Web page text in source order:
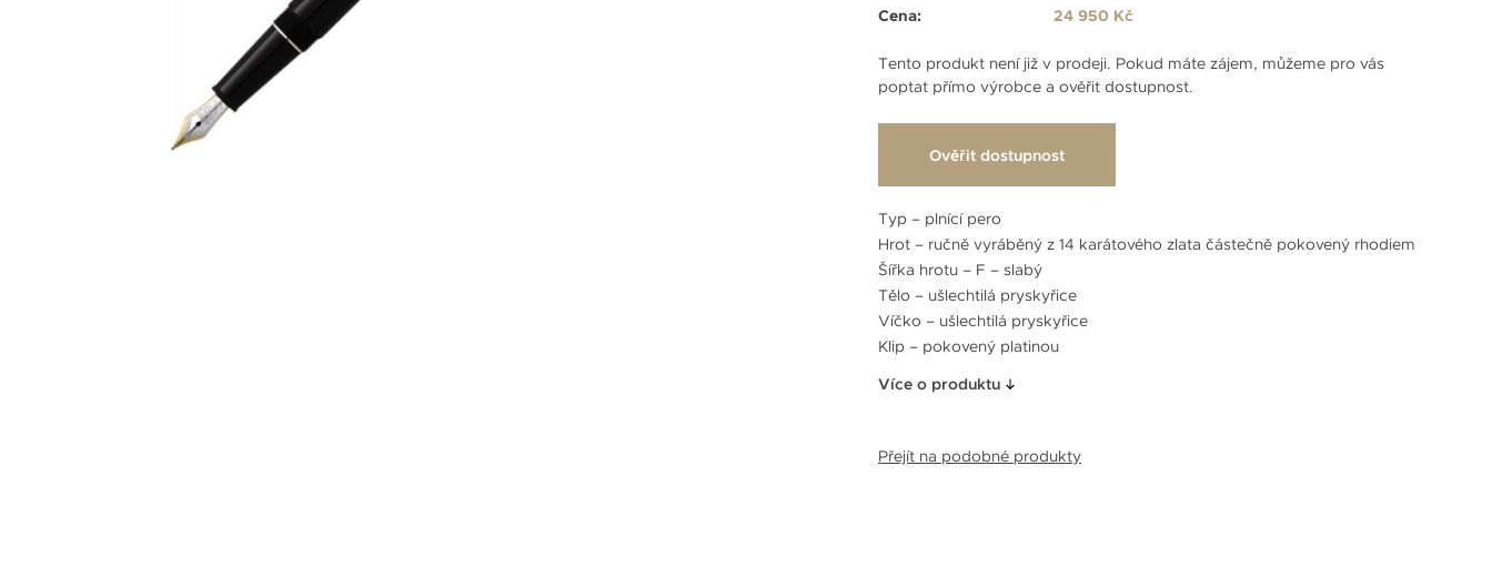
Cena:
24 950 Kč
Tento produkt není již v prodeji. Pokud máte zájem, můžeme pro vás
poptat přímo výrobce a ověřit dostupnost.
Ověřit dostupnost
Typ – plnící pero
Hrot – ručně vyráběný z 14 karátového zlata částečně pokovený rhodiem
Šířka hrotu – F – slabý
Tělo – ušlechtilá pryskyřice
Víčko – ušlechtilá pryskyřice
Klip – pokovený platinou
Více o produktu
Přejít na podobné produkty